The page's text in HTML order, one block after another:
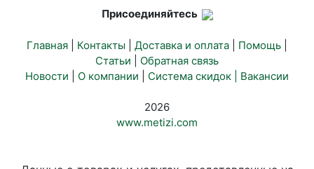
Присоединяйтесь
Главная Контакты Доставка и оплата Помощь
Статьи
Обратная связь
Новости
О компании Система скидок | Вакансии
2026
www.metizi.com